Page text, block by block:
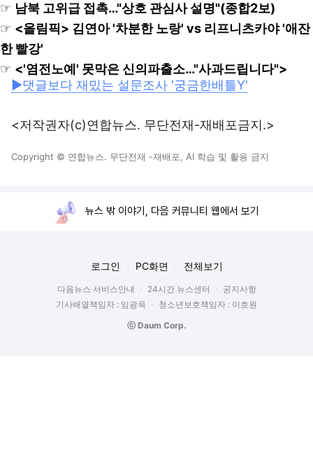
☞ 남북 고위급 접촉…"상호 관심사 설명"(종합2보)
☞ <올림픽> 김연아 '차분한 노랑' vs 리프니츠카야 '애잔
한 빨강'
☞ <'염전노예' 못막은 신의파출소…"사과드립니다">
▶댓글보다 재밌는 설문조사 '궁금한배틀Y'
<저작권자(c)연합뉴스. 무단전재-재배포금지.>
Copyright © 연합뉴스. 무단전재 -재배포, AI 학습 및 활용 금지
뉴스 밖 이야기, 다음 커뮤니티 웹에서 보기
로그인 PC화면 전체보기
다음뉴스 서비스안내 24시간 뉴스센터
공지사항
기사배열책임자 : 임광욱
청소년보호책임자 : 이호원
ⓒ Daum Corp.